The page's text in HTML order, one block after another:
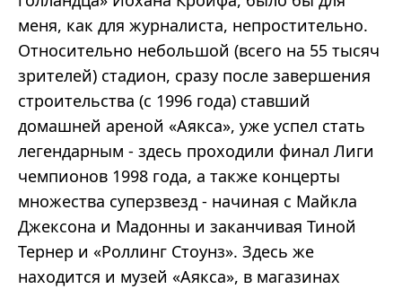
меня, как для журналиста, непростительно.
Относительно небольшой (всего на 55 тысяч
зрителей) стадион, сразу после завершения
строительства (с 1996 года) ставший
домашней ареной «Аякса», уже успел стать
легендарным - здесь проходили финал Лиги
чемпионов 1998 года, а также концерты
множества суперзвезд - начиная с Майкла
Джексона и Мадонны и заканчивая Тиной
Тернер и «Роллинг Стоунз». Здесь же
находится и музей «Аякса», в магазинах